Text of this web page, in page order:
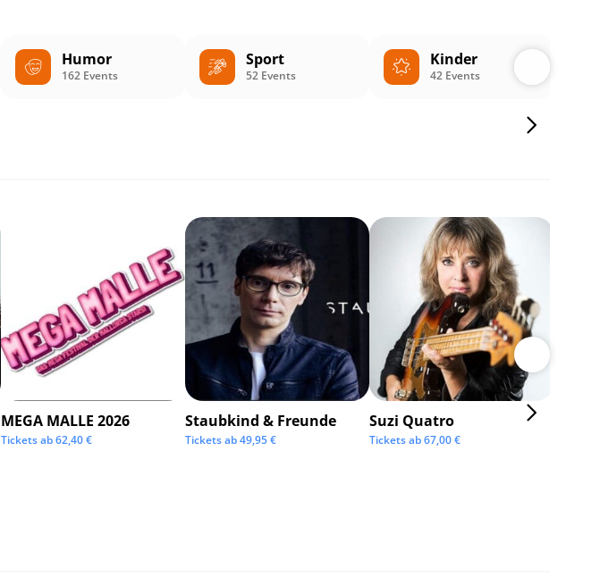
Humor
162 Events
Sport
52 Events
Kinder
42 Events
MEGA MALLE 2026
Tickets ab62,40€
Staubkind & Freunde
Tickets ab49,95€
Suzi Quatro
Tickets ab67,00€